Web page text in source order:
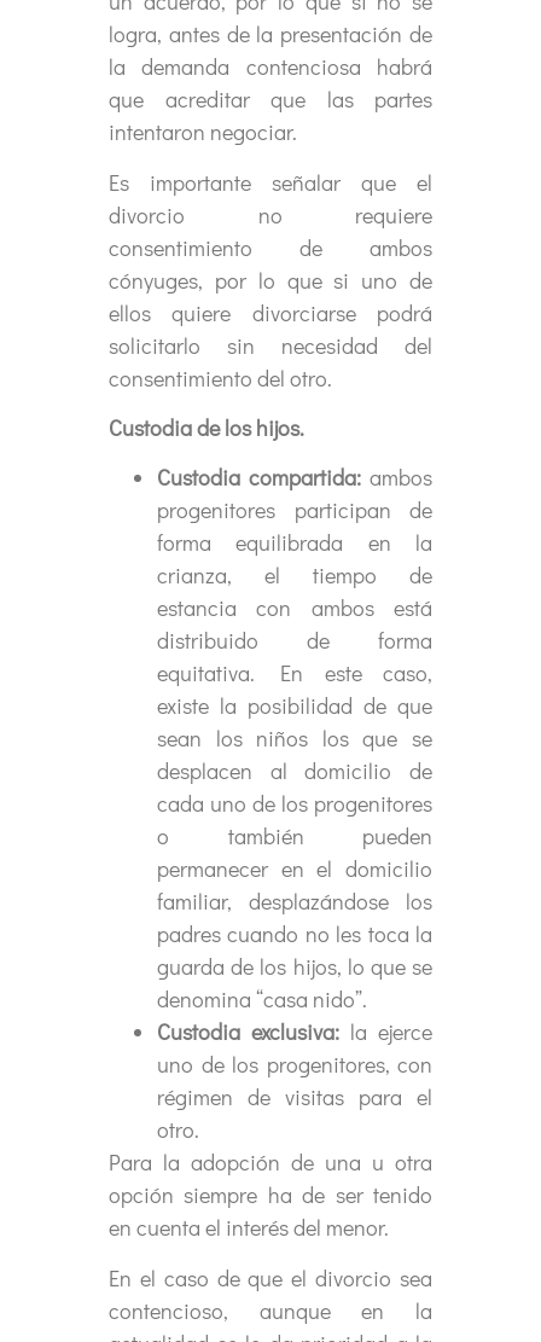
logra, antes de la presentación de
la demanda contenciosa habrá
que acreditar que las partes
intentaron negociar.
Es importante señalar que el
divorcio no requiere
consentimiento de ambos
cónyuges, por lo que si uno de
ellos quiere divorciarse podrá
solicitarlo sin necesidad del
consentimiento del otro.
Custodia de los hijos.
Custodia compartida: ambos
progenitores participan de
forma equilibrada en la
crianza, el tiempo de
estancia con ambos está
distribuido de forma
equitativa. En este caso,
existe la posibilidad de que
sean los niños los que se
desplacen al domicilio de
cada uno de los progenitores
o también pueden
permanecer en el domicilio
familiar, desplazándose los
padres cuando no les toca la
guarda de los hijos, lo que se
denomina “casa nido”.
Custodia exclusiva: la ejerce
uno de los progenitores, con
régimen de visitas para el
otro.
Para la adopción de una u otra
opción siempre ha de ser tenido
en cuenta el interés del menor.
En el caso de que el divorcio sea
contencioso, aunque en la